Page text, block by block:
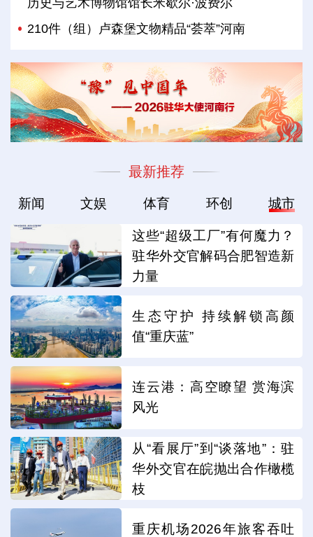
历史与艺术博物馆馆长米歇尔·波费尔
210件（组）卢森堡文物精品“荟萃”河南
最新推荐
新闻 文娱 体育 环创 城市
这些“超级工厂”有何魔力？
驻华外交官解码合肥智造新
力量
生态守护 持续解锁高颜
值“重庆蓝”
连云港：高空瞭望 赏海滨
风光
从“看展厅”到“谈落地”：驻
华外交官在皖抛出合作橄榄
枝
重庆机场2026年旅客吞吐